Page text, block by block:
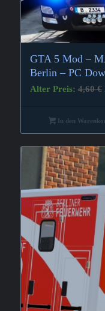
GTA 5 Mod –
Berlin – PC
Alter Preis: 4,60€
In den